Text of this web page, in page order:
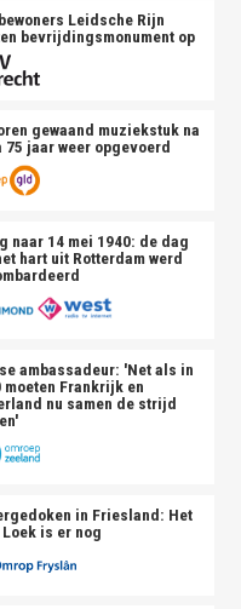
Leidsche Rijn
bevrijdingsmonument op
gewaand muziekstuk na
75 jaar weer opgevoerd
naar 14 mei 1940: de dag
hart uit Rotterdam werd
ambassadeur: 'Net als in
moeten Frankrijk en
nu samen de strijd
in Friesland: Het
is er nog